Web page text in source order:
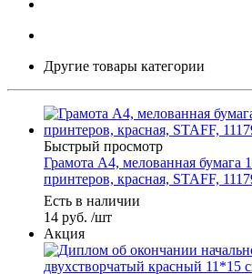
Другие товары категории
Быстрый просмотр
Грамота A4, мелованная бумага
принтеров, красная, STAFF,
Есть в наличии
14 руб. /шт
Акция